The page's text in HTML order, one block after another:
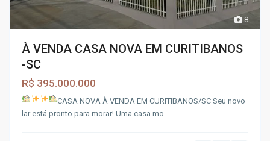
8
À VENDA CASA NOVA EM CURITIBANOS
-SC
R$ 395.000.000
CASA NOVA À VENDA EM CURITIBANOS/SCSeu novo
lar está pronto para morar! Uma casa mo ...